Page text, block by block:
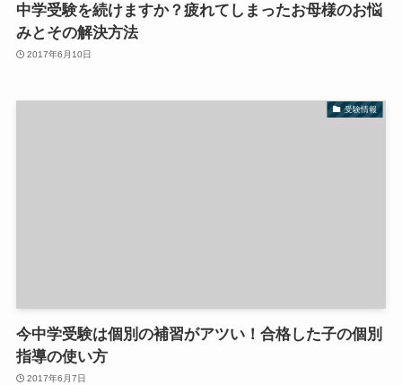
中学受験を続けますか？疲れてしまったお母様のお悩
みとその解決方法
2017年6月10日
受験情報
今中学受験は個別の補習がアツい！合格した子の個別
指導の使い方
2017年6月7日